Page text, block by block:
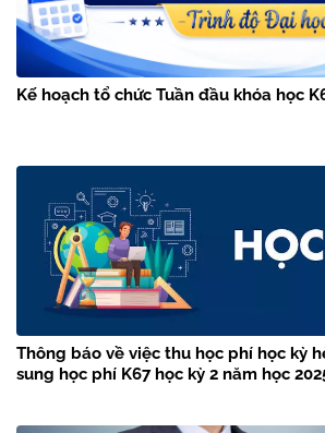
Kế hoạch tổ chức Tuần đầu khóa học
Thông báo về việc thu học phí học kỳ
sung học phí K67 học kỳ 2 năm học